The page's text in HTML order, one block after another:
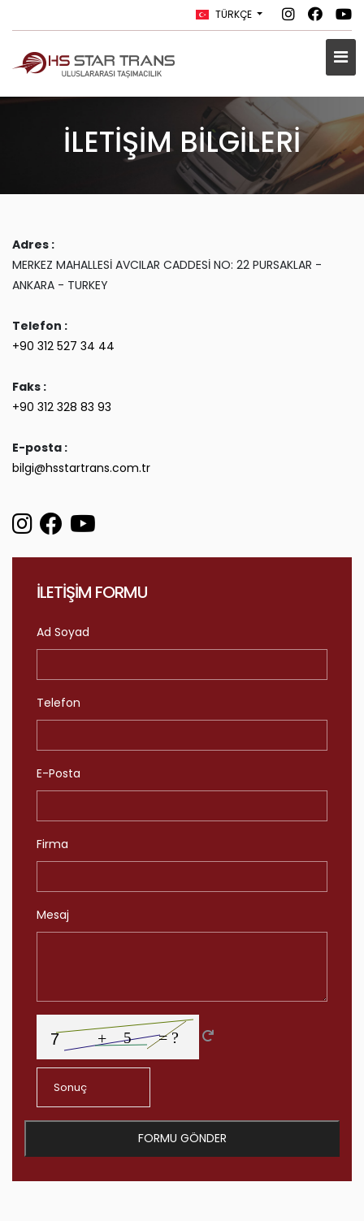
TÜRKÇE
İLETİŞİM BİLGİLERİ
Adres :
MERKEZ MAHALLESİ AVCILAR CADDESİ NO: 22 PURSAKLAR -
ANKARA - TURKEY
Telefon :
+90 312 527 34 44
Faks :
+90 312 328 83 93
E-posta :
bilgi@hsstartrans.com.tr
İLETİŞİM FORMU
Ad Soyad
Telefon
E-Posta
Firma
Mesaj
FORMU GÖNDER